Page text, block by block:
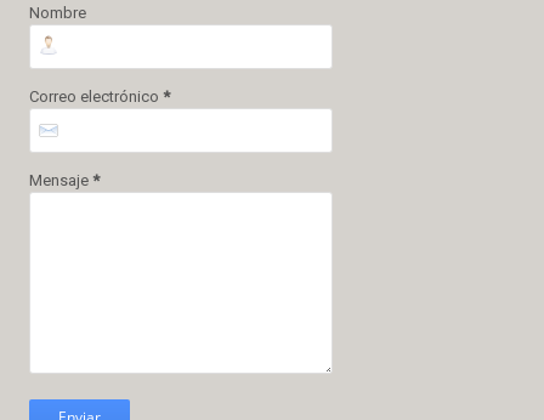
Nombre
Correo electrónico *
Mensaje *